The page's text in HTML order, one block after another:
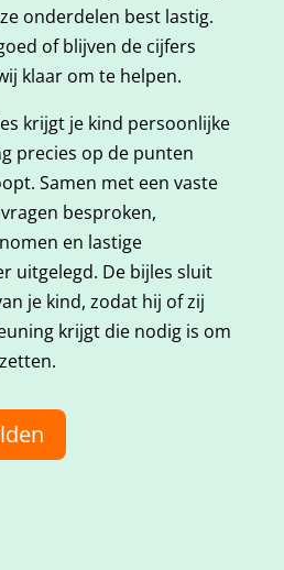
onderdelen best lastig.
of blijven de cijfers
klaar om te helpen.
krijgt je kind persoonlijke
precies op de punten
Samen met een vaste
besproken,
en lastige
uitgelegd. De bijles sluit
je kind, zodat hij of zij
krijgt die nodig is om